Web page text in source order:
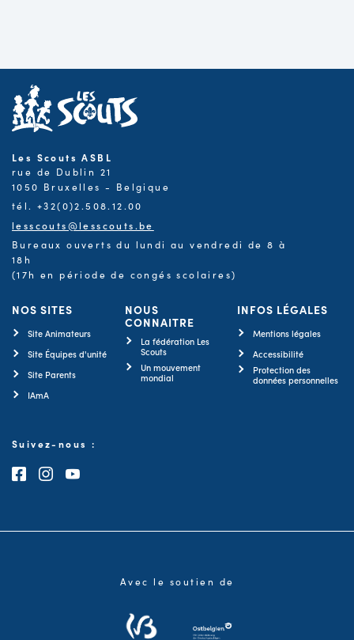
Les Scouts ASBL
rue de Dublin 21
1050 Bruxelles - Belgique
tél. +32(0)2.508.12.00
lesscouts@lesscouts.be
Bureaux ouverts du lundi au vendredi de 8 à
18h
(17h en période de congés scolaires)
NOS SITES
Site Animateurs
Site Équipes d'unité
Site Parents
IAmA
NOUS
CONNAITRE
La fédération Les
Scouts
Un mouvement
mondial
INFOS LÉGALES
Mentions légales
Accessibilité
Protection des
données personnelles
Suivez-nous :
Consultez notre page Facebook
Consultez notre page Instagram
Consultez notre chaîne Youtube
Avec le soutien de